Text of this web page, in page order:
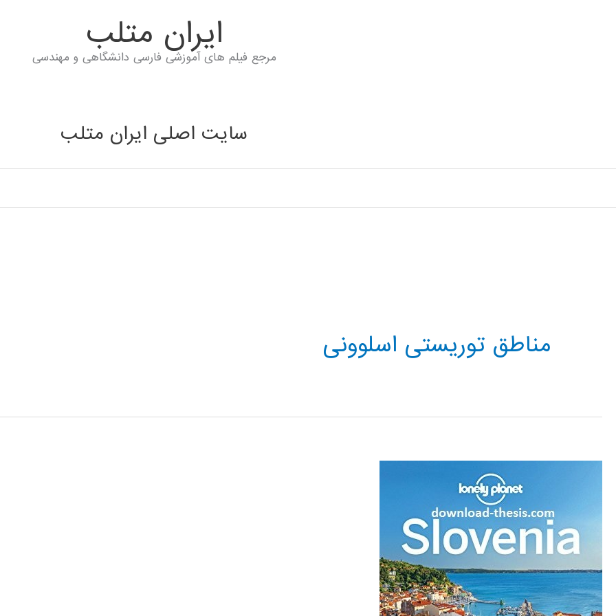
ايران متلب
مرجع فیلم های آموزشی فارسی دانشگاهی و مهندسی
سایت اصلی ایران متلب
مناطق توریستی اسلوونی